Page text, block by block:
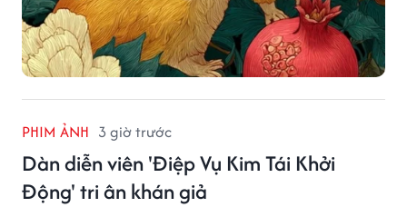
PHIM ẢNH 3 giờ trước
Dàn diễn viên 'Điệp Vụ Kim Tái Khởi
Động' tri ân khán giả